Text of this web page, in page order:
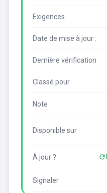
Exigences
Date de mise à jour :
Dernière vérification
Classé pour
Note
Disponible sur
À jour ?
Signaler